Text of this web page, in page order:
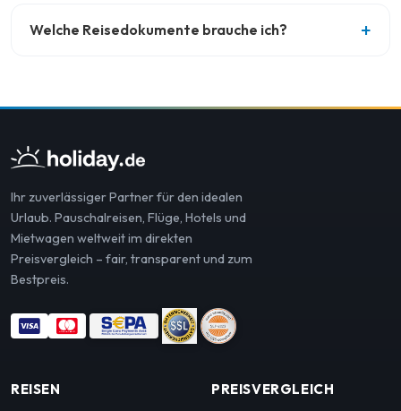
Welche Reisedokumente brauche ich?
Ihr zuverlässiger Partner für den idealen
Urlaub. Pauschalreisen, Flüge, Hotels und
Mietwagen weltweit im direkten
Preisvergleich – fair, transparent und zum
Bestpreis.
REISEN PREISVERGLEICH